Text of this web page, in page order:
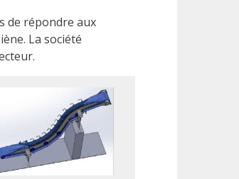
de répondre aux
La société